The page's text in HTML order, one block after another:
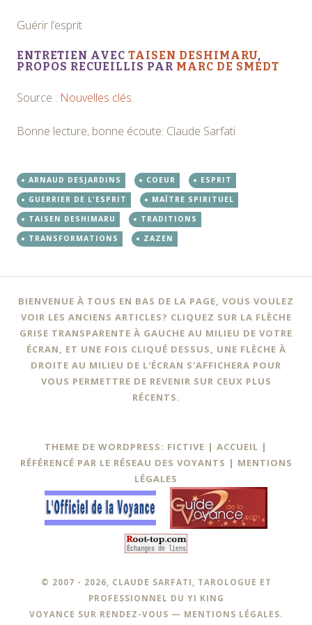
Guérir l’esprit
ENTRETIEN AVEC TAISEN DESHIMARU,
PROPOS RECUEILLIS PAR MARC DE SMEDT
Source : Nouvelles clés.
Bonne lecture, bonne écoute: Claude Sarfati
ARNAUD DESJARDINS COEUR
ESPRIT
GUERRIER DE L'ESPRIT
MAÎTRE SPIRITUEL
TAISEN DESHIMARU
TRADITIONS
TRANSFORMATIONS
ZAZEN
BIENVENUE À TOUS EN BAS DE LA PAGE, VOUS VOULEZ
VOIR LES ANCIENS ARTICLES? CLIQUEZ SUR LA FLÈCHE
GRISE TRANSPARENTE À GAUCHE AU MILIEU DE VOTRE
ÉCRAN, ET UNE FOIS CLIQUÉ DESSUS, UNE FLÈCHE À
DROITE AU MILIEU DE L'ÉCRAN S'AFFICHERA POUR
VOUS PERMETTRE DE REVENIR SUR CEUX PLUS
RÉCENTS.
THEME DE WORDPRESS: FICTIVE | ACCUEIL |
RÉFÉRENCÉ PAR LE RÉSEAU DES VOYANTS | MENTIONS
LÉGALES
© 2007 - 2026, CLAUDE SARFATI, TAROLOGUE ET
PROFESSIONNEL DU YI KING
VOYANCE SUR RENDEZ-VOUS — MENTIONS LÉGALES.